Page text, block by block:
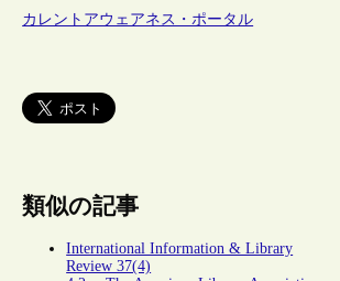
カレントアウェアネス・ポータル
類似の記事
International Information & Library
Review 37(4)